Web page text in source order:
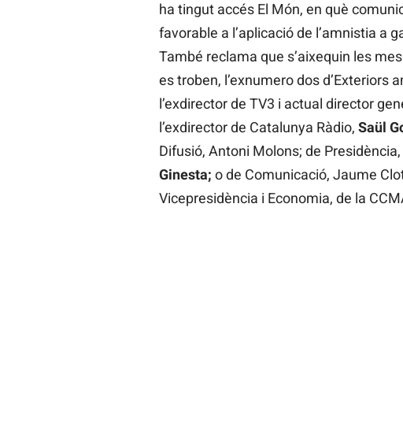
ha tingut accés El Món, en què
favorable a l’aplicació de l’amnistia a
També reclama que s’aixequin les
es troben, l’exnumero dos d’Exteriors
l’exdirector de TV3 i actual director
l’exdirector de Catalunya Ràdio, Saül
Difusió, Antoni Molons; de
Ginesta; o de Comunicació, Jaume
Vicepresidència i Economia, de la